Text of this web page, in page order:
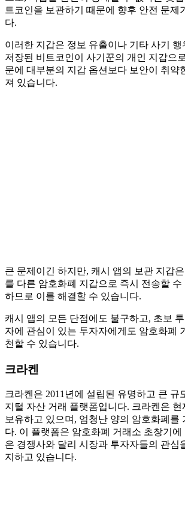
트코인을 보관하기 때문에 향후 안전 문제
다.
이러한 지갑은 정보 유출이나 기타 사기 행
저장된 비트코인이 사기꾼의 개인 지갑으
문에 대부분의 지갑 옵션보다 보안이 취약
져 있습니다.
큰 문제이긴 하지만, 캐시 앱의 보관 지갑
를 다른 암호화폐 지갑으로 즉시 전송할 수
하므로 이를 해결할 수 있습니다.
캐시 앱의 모든 단점에도 불구하고, 초보
자에 관심이 있는 투자자에게도 암호화폐
천할 수 있습니다.
크라켄
크라켄은 2011년에 설립된 유명하고 큰 규
지털 자산 거래 플랫폼입니다. 크라켄은 현
보유하고 있으며, 엄청난 양의 암호화폐를
다. 이 플랫폼은 암호화폐 거래소 초창기
은 경쟁사와 달리 시장과 투자자들의 관심
지하고 있습니다.